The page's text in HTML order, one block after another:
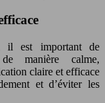
il est important de
manière calme,
claire et efficace
et d’éviter les